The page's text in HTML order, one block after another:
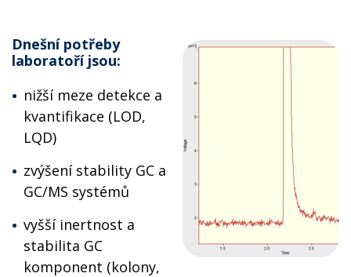
Dnešní potřeby
laboratoří jsou:
nižší meze detekce a
kvantifikace (LOD,
LQD)
zvýšení stability GC a
GC/MS systémů
vyšší inertnost a
stabilita GC
komponent (kolony,